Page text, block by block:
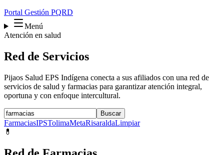
Portal Gestión PQRD
Menú
Atención en salud
Red de Servicios
Pijaos Salud EPS Indígena conecta a sus afiliados con una red de
servicios de salud y farmacias para garantizar atención integral,
oportuna y con enfoque intercultural.
Buscar
FarmaciasIPSTolimaMetaRisaraldaLimpiar
💊